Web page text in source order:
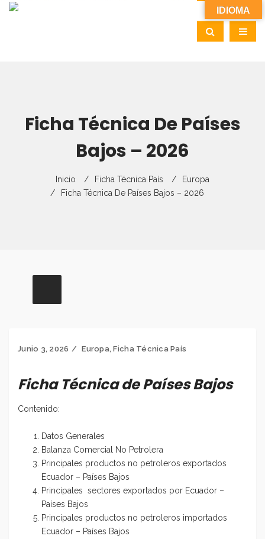
Ficha Técnica De Países
Bajos – 2026
Inicio Ficha Técnica País
Europa
Ficha Técnica De Países Bajos – 2026
Junio 3, 2026 Europa,Ficha Técnica País
Ficha Técnica de Países Bajos
Contenido:
Datos Generales
Balanza Comercial No Petrolera
Principales productos no petroleros exportados
Ecuador – Países Bajos
Principales sectores exportados por Ecuador –
Países Bajos
Principales productos no petroleros importados
Ecuador – Países Bajos
IDIOMA